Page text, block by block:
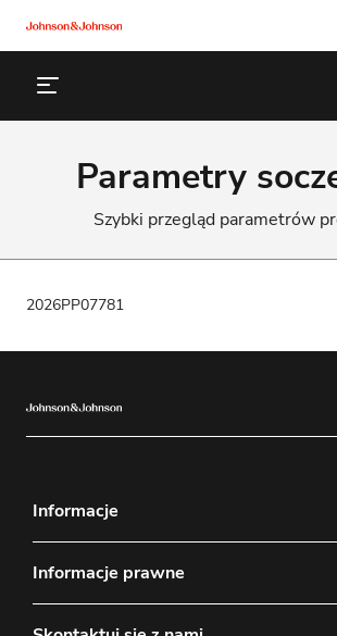
Parametry
Szybki przegląd parametrów
2026PP07781
Informacje
Aktualności
Mapa strony
Informacje prawne